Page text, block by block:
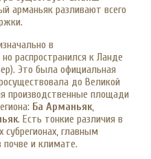
арманьяк разливают всего
в
распространился к Ланде
Это была официальная
до Великой
производственные площади
Ба Арманьяк,
. Есть тонкие различия в
субрегионах, главным
почве и климате.